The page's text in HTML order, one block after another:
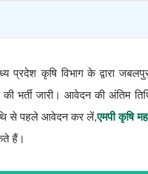
प्रदेश कृषि विभाग के द्वारा
भर्ती जारी। आवेदन की अंतिम
से पहले आवेदन कर लें,एमपी कृषि
हैं।